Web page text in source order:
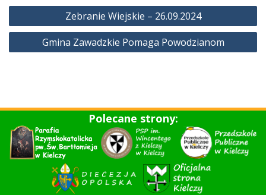
Nawigacja
wpisu
Zebranie Wiejskie – 26.09.2024
Gmina Zawadzkie Pomaga Powodzianom
Polecane strony: